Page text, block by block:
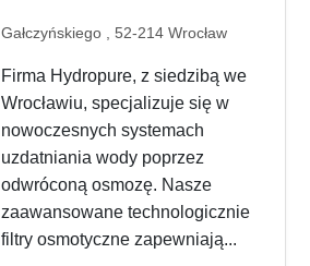
Gałczyńskiego , 52-214 Wrocław
Firma Hydropure, z siedzibą we
Wrocławiu, specjalizuje się w
nowoczesnych systemach
uzdatniania wody poprzez
odwróconą osmozę. Nasze
zaawansowane technologicznie
filtry osmotyczne zapewniają...